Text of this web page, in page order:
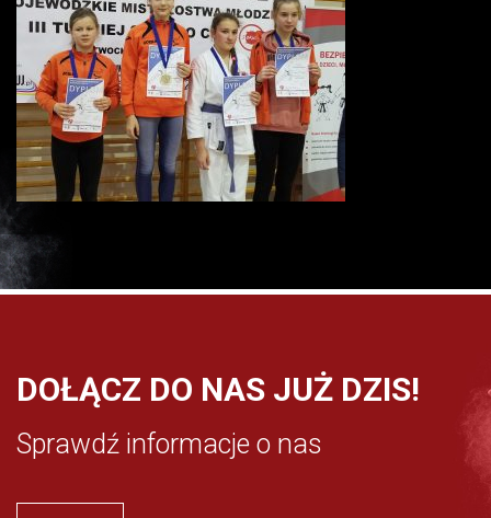
DOŁĄCZ DO NAS JUŻ DZIS!
Sprawdź informacje o nas